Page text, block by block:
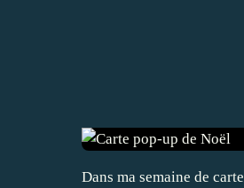
Dans ma semaine de